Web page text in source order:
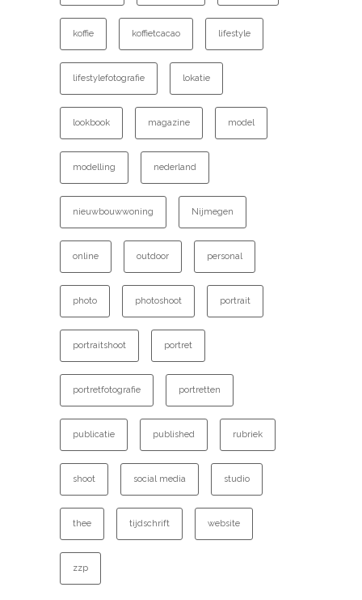
koffie koffietcacao lifestyle
lifestylefotografie lokatie
lookbook magazine model
modelling nederland
nieuwbouwwoning Nijmegen
online outdoor personal
photo photoshoot portrait
portraitshoot portret
portretfotografie portretten
publicatie published rubriek
shoot social media studio
thee tijdschrift website
zzp